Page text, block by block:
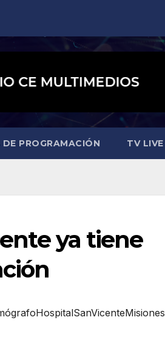
DE PROGRAMACIÓN TV LIVE
ya tiene